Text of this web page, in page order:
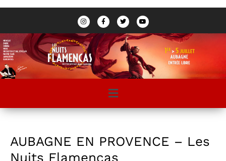
AUBAGNE EN PROVENCE – Les
Nuits Flamencas